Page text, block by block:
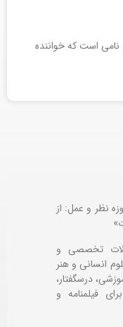
نامی است که خواننده
نظر و عمل: از
تخصصی و
انسانی و هنر
درسگفتار،
برایفیلمنامه و